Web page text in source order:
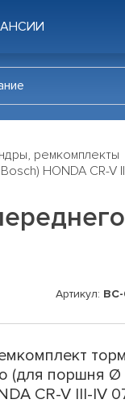
ремкомплекты
HONDA CR-V
Артикул:
(для поршня Ø
CR-V III-IV